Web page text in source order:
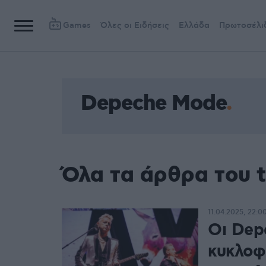
Games Όλες οι Ειδήσεις Ελλάδα
Depeche Mode
Όλα τα άρθρα του
Οι
11.04.2025, 22:00